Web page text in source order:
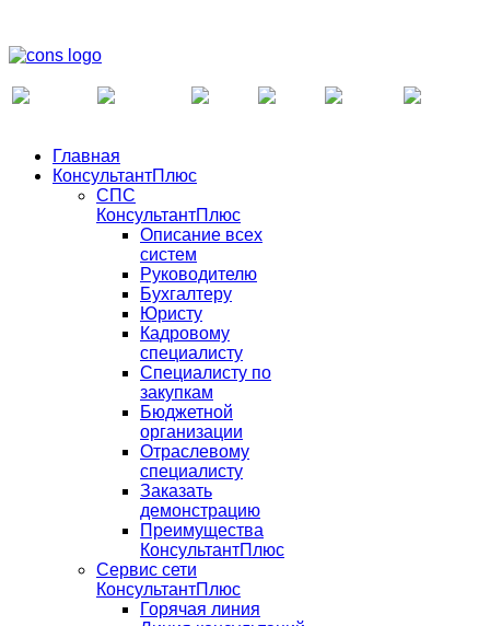
Главная
КонсультантПлюс
СПС
КонсультантПлюс
Описание всех
систем
Руководителю
Бухгалтеру
Юристу
Кадровому
специалисту
Специалисту по
закупкам
Бюджетной
организации
Отраслевому
специалисту
Заказать
демонстрацию
Преимущества
КонсультантПлюс
Сервис сети
КонсультантПлюс
Горячая линия